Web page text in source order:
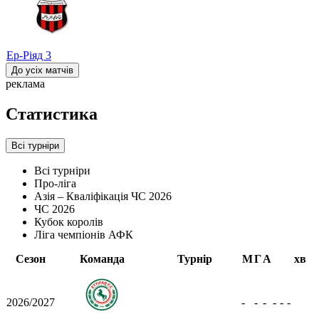
Ер-Ріяд 3
До усіх матчів
реклама
Статистика
Всі турніри
Всі турніри
Про-ліга
Азія – Кваліфікація ЧС 2026
ЧС 2026
Кубок королів
Ліга чемпіонів АФК
Сезон
Команда Турнір МГА хв
2026/2027 - - - - - -